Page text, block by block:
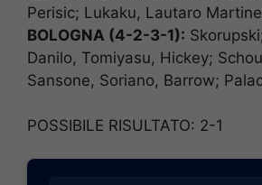
Perisic; Lukaku, Lautaro
BOLOGNA (4-2-3-1):
Danilo, Tomiyasu, Hickey;
Sansone, Soriano, Barrow;
POSSIBILE RISULTATO: 2-1